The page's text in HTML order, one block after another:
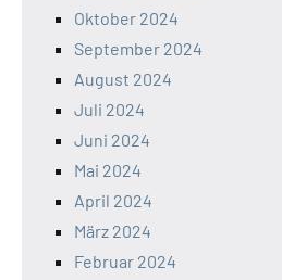
Oktober 2024
September 2024
August 2024
Juli 2024
Juni 2024
Mai 2024
April 2024
März 2024
Februar 2024